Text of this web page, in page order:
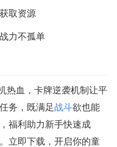
取资源
力不孤单
热血，卡牌逆袭机制让平
务，既满足战斗欲也能
福利助力新手快速成
立即下载，开启你的童